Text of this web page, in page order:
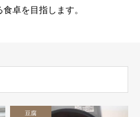
卓を目指します。
豆腐